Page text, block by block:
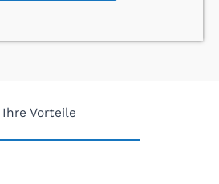
Ihre Vorteile